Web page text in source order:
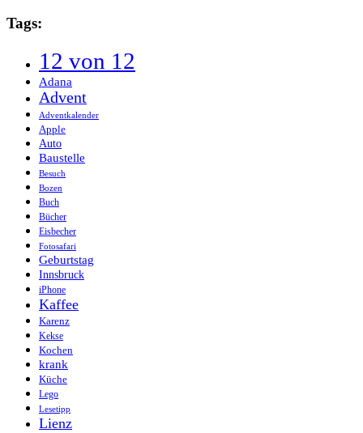
Tags:
12 von 12
Adana
Advent
Adventkalender
Apple
Auto
Baustelle
Besuch
Bozen
Buch
Bücher
Eisbecher
Fotosafari
Geburtstag
Innsbruck
iPhone
Kaffee
Karenz
Kekse
Kochen
krank
Küche
Lego
Lesetipp
Lienz